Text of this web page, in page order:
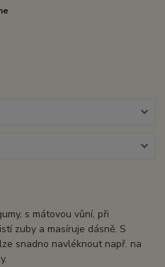
s mátovou vůní, při
zuby a masíruje dásně. S
snadno navléknout např. na